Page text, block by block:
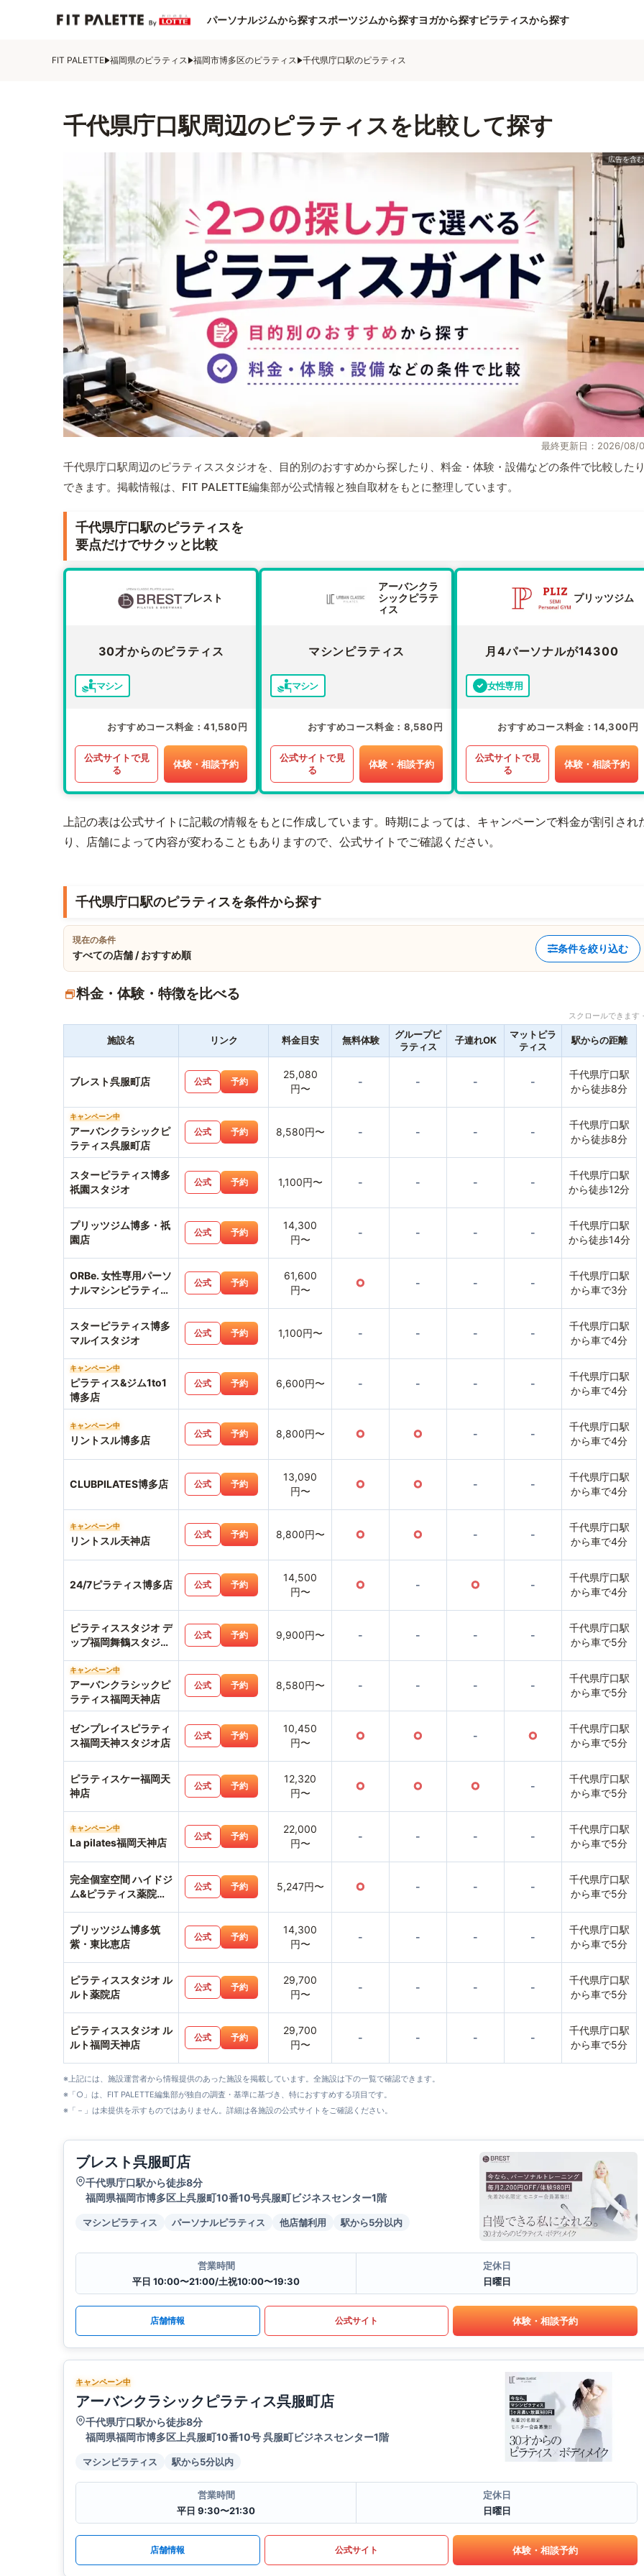
パーソナルジムから探すスポーツジムから探すヨガから探すピラティスから探す
FIT PALETTE 福岡県のピラティス 福岡市博多区のピラティス 千代県庁口駅のピラティス
千代県庁口駅周辺のピラティスを比較して探す
最終更新日：2026/08/
千代県庁口駅周辺のピラティススタジオを、目的別のおすすめから探したり、料金・体験・設備などの条件で比較した
できます。掲載情報は、FIT PALETTE編集部が公式情報と独自取材をもとに整理しています。
千代県庁口駅のピラティスを
要点だけでサクッと比較
ブレスト
30才からのピラティス
マシン
おすすめコース料金 41,580円
公式サイトで見
る
体験・相談予約
アーバンクラ
シックピラテ
ィス
マシンピラティス
マシン
おすすめコース料金 8,580円
公式サイトで見
る
体験・相談予約
プリッツジム
月4パーソナルが14300
女性専用
おすすめコース料金 14,300円
公式サイトで見
る
体験・相談予約
上記の表は公式サイトに記載の情報をもとに作成しています。時期によっては、キャンペーンで料金が割引され
り、店舗によって内容が変わることもありますので、公式サイトでご確認ください。
千代県庁口駅のピラティスを条件から探す
現在の条件
すべての店舗 / おすすめ順
条件を絞り込む
料金・体験・特徴を比べる
スクロールできま
施設名 リンク 料金目安 無料体験
グループピ
ラティス
子連れOK
マットピラ
ティス
駅からの距離
ブレスト呉服町店 公式 予約
25,080
円〜
- - - -
千代県庁口駅
から徒歩8分
キャンペーン中
アーバンクラシックピ
ラティス呉服町店
公式 予約 8,580円〜 - - - -
千代県庁口駅
から徒歩8分
スターピラティス博多
祇園スタジオ
公式 予約 1,100円〜 - - - -
千代県庁口駅
から徒歩12分
プリッツジム博多・祇
園店
公式 予約
14,300
円〜
- - - -
千代県庁口駅
から徒歩14分
ORBe. 女性専用パーソ
ナルマシンピラティス
公式 予約
61,600
円〜
○ - - -
千代県庁口駅
から車で3分
スターピラティス博多
マルイスタジオ
公式 予約 1,100円〜 - - - -
千代県庁口駅
から車で4分
キャンペーン中
ピラティス&ジム1to1
博多店
公式 予約 6,600円〜 - - - -
千代県庁口駅
から車で4分
キャンペーン中
リントスル博多店
公式 予約 8,800円〜 ○ ○ - -
千代県庁口駅
から車で4分
CLUBPILATES博多店 公式 予約
13,090
円〜
○ ○ - -
千代県庁口駅
から車で4分
キャンペーン中
リントスル天神店
公式 予約 8,800円〜 ○ ○ - -
千代県庁口駅
から車で4分
24/7ピラティス博多店 公式 予約
14,500
円〜
○ - ○ -
千代県庁口駅
から車で4分
ピラティススタジオ デ
ップ福岡舞鶴スタジオ
公式 予約 9,900円〜 - - - -
千代県庁口駅
から車で5分
キャンペーン中
アーバンクラシックピ
ラティス福岡天神店
公式 予約 8,580円〜 - - - -
千代県庁口駅
から車で5分
ゼンプレイスピラティ
ス福岡天神スタジオ店
公式 予約
10,450
円〜
○ ○ - ○
千代県庁口駅
から車で5分
ピラティスケー福岡天
神店
公式 予約
12,320
円〜
○ ○ ○ -
千代県庁口駅
から車で5分
キャンペーン中
La pilates福岡天神店
公式 予約
22,000
円〜
- - - -
千代県庁口駅
から車で5分
完全個室空間 ハイドジ
ム&ピラティス薬院渡
公式 予約 5,247円〜 ○ - - -
千代県庁口駅
から車で5分
プリッツジム博多筑
紫・東比恵店
公式 予約
14,300
円〜
- - - -
千代県庁口駅
から車で5分
ピラティススタジオ ル
ルト薬院店
公式 予約
29,700
円〜
- - - -
千代県庁口駅
から車で5分
ピラティススタジオ ル
ルト福岡天神店
公式 予約
29,700
円〜
- - - -
千代県庁口駅
から車で5分
※上記には、施設運営者から情報提供のあった施設を掲載しています。全施設は下の一覧で確認できます。
※「○」は、FIT PALETTE編集部が独自の調査・基準に基づき、特におすすめする項目です。
※「－」は未提供を示すものではありません。詳細は各施設の公式サイトをご確認ください。
ブレスト呉服町店
千代県庁口駅から徒歩8分
福岡県福岡市博多区上呉服町10番10号呉服町ビジネスセンター1階
マシンピラティス パーソナルピラティス 他店舗利用 駅から5分以内
営業時間
平日 10:00〜21:00/土祝10:00〜19:30
定休日
日曜日
店舗情報 公式サイト 体験・相談予約
キャンペーン中
アーバンクラシックピラティス呉服町店
千代県庁口駅から徒歩8分
福岡県福岡市博多区上呉服町10番10号 呉服町ビジネスセンター1階
マシンピラティス 駅から5分以内
営業時間
平日 9:30〜21:30
定休日
日曜日
店舗情報 公式サイト 体験・相談予約